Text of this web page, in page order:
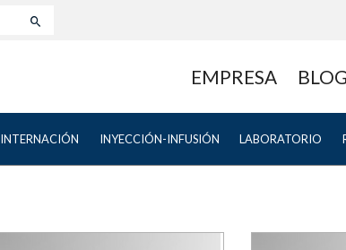
EMPRESA BLOG
INTERNACIÓN INYECCIÓN-INFUSIÓN LABORATORIO